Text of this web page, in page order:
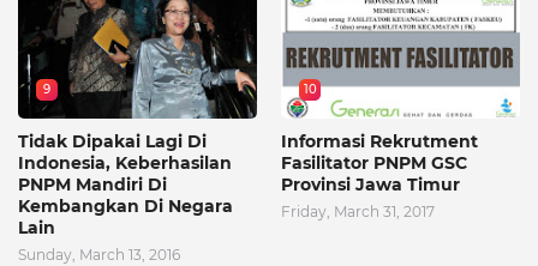
9
Tidak Dipakai Lagi Di
Indonesia, Keberhasilan
PNPM Mandiri Di
Kembangkan Di Negara
Lain
Sunday, March 13, 2016
10
Informasi Rekrutment
Fasilitator PNPM GSC
Provinsi Jawa Timur
Friday, March 31, 2017